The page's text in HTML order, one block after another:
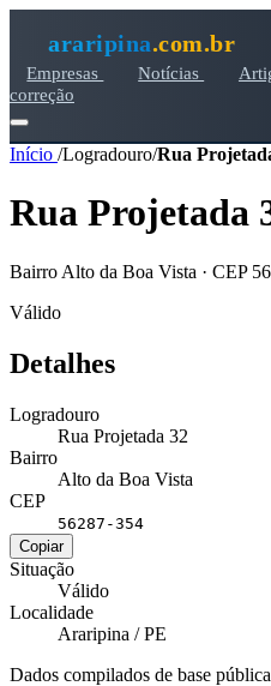
araripina.com.br
Empresas Notícias
correção
Início /Logradouro/Rua
Rua Projetada
Bairro Alto da Boa Vista · CEP
Válido
Detalhes
Logradouro
Rua Projetada 32
Bairro
Alto da Boa Vista
CEP
56287-354
Copiar
Situação
Válido
Localidade
Araripina / PE
Dados compilados de base